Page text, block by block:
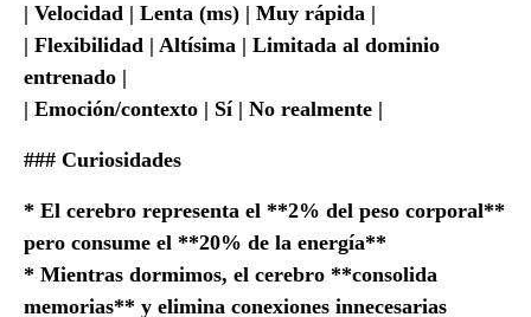
| Velocidad | Lenta (ms) | Muy rápida |
| Flexibilidad | Altísima | Limitada al dominio
entrenado |
| Emoción/contexto | Sí | No realmente |
### Curiosidades
* El cerebro representa el **2% del peso corporal**
pero consume el **20% de la energía**
* Mientras dormimos, el cerebro **consolida
memorias** y elimina conexiones innecesarias